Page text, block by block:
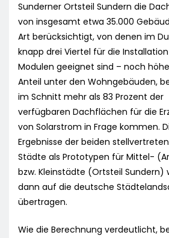
Sunderner Ortsteil Sundern die
von insgesamt etwa 35.000
Art berücksichtigt, von denen im
knapp drei Viertel für die
Modulen geeignet sind – noch
Anteil unter den Wohngebäuden,
im Schnitt mehr als 83 Prozent der
verfügbaren Dachflächen für die
von Solarstrom in Frage kommen.
Ergebnisse der beiden
Städte als Prototypen für Mittel-
bzw. Kleinstädte (Ortsteil Sundern)
dann auf die deutsche
übertragen.
Wie die Berechnung verdeutlicht,